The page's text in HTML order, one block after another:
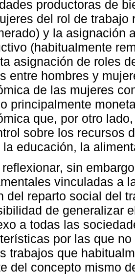
productoras de
del rol de trabajo
y la asignación
(habitualmente
asignación de roles
entre hombres y
de las mujeres
principalmente
que, por otro
sobre los recursos
la educación, la
sin
vinculadas a
del reparto social del
de generalizar
a todas las
por las que
trabajos que
del concepto mismo